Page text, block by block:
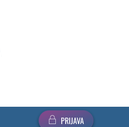
PRIJAVA